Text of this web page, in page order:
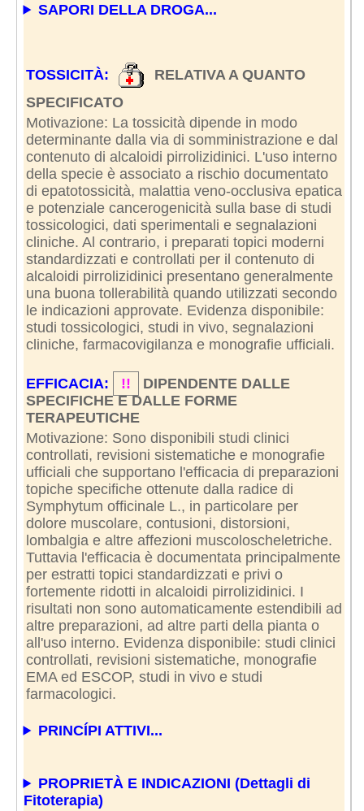
SAPORI DELLA DROGA...
TOSSICITÀ:
RELATIVA A QUANTO
SPECIFICATO
Motivazione: La tossicità dipende in modo
determinante dalla via di somministrazione e dal
contenuto di alcaloidi pirrolizidinici. L'uso interno
della specie è associato a rischio documentato
di epatotossicità, malattia veno-occlusiva epatica
e potenziale cancerogenicità sulla base di studi
tossicologici, dati sperimentali e segnalazioni
cliniche. Al contrario, i preparati topici moderni
standardizzati e controllati per il contenuto di
alcaloidi pirrolizidinici presentano generalmente
una buona tollerabilità quando utilizzati secondo
le indicazioni approvate. Evidenza disponibile:
studi tossicologici, studi in vivo, segnalazioni
cliniche, farmacovigilanza e monografie ufficiali.
EFFICACIA: !!
DIPENDENTE DALLE
SPECIFICHE E DALLE FORME
TERAPEUTICHE
Motivazione: Sono disponibili studi clinici
controllati, revisioni sistematiche e monografie
ufficiali che supportano l'efficacia di preparazioni
topiche specifiche ottenute dalla radice di
Symphytum officinale L., in particolare per
dolore muscolare, contusioni, distorsioni,
lombalgia e altre affezioni muscoloscheletriche.
Tuttavia l'efficacia è documentata principalmente
per estratti topici standardizzati e privi o
fortemente ridotti in alcaloidi pirrolizidinici. I
risultati non sono automaticamente estendibili ad
altre preparazioni, ad altre parti della pianta o
all'uso interno. Evidenza disponibile: studi clinici
controllati, revisioni sistematiche, monografie
EMA ed ESCOP, studi in vivo e studi
farmacologici.
PRINCÍPI ATTIVI...
PROPRIETÀ E INDICAZIONI (Dettagli di
Fitoterapia)